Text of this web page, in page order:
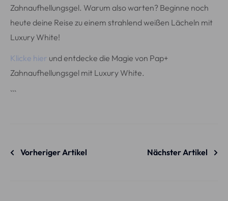
Zahnaufhellungsgel. Warum also warten? Beginne noch
heute deine Reise zu einem strahlend weißen Lächeln mit
Luxury White!
Klicke hier und entdecke die Magie von Pap+
Zahnaufhellungsgel mit Luxury White.
```
Vorheriger Artikel Nächster Artikel